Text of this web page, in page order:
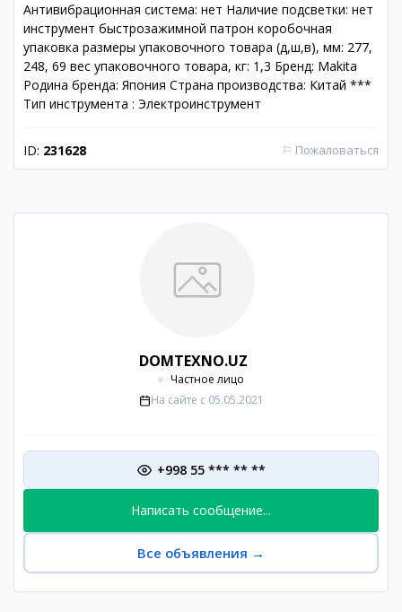
Антивибрационная система: нет Наличие подсветки: нет
инструмент быстрозажимной патрон коробочная
упаковка размеры упаковочного товара (д,ш,в), мм: 277,
248, 69 вес упаковочного товара, кг: 1,3 Бренд: Makita
Родина бренда: Япония Страна производства: Китай ***
Тип инструмента : Электроинструмент
ID: 231628 ⚐ Пожаловаться
DOMTEXNO.UZ
Частное лицо
На сайте с 05.05.2021
+998 55 *** ** **
Написать сообщение...
Все объявления →